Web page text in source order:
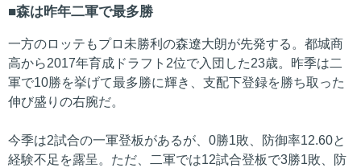
森は昨年二軍で最多勝
一方のロッテもプロ未勝利の森遼大朗が先発する。都城商
高から2017年育成ドラフト2位で入団した23歳。昨季は二
軍で10勝を挙げて最多勝に輝き、支配下登録を勝ち取った
伸び盛りの右腕だ。
今季は2試合の一軍登板があるが、0勝1敗、防御率12.60と
経験不足を露呈。ただ、二軍では12試合登板で3勝1敗、防